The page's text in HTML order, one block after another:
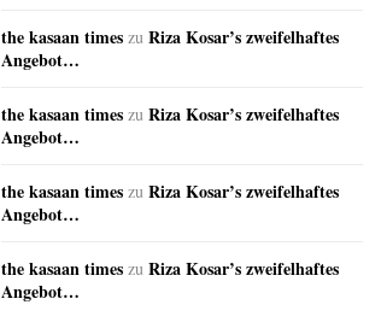
the kasaan times zu Riza Kosar’s zweifelhaftes
Angebot…
the kasaan times zu Riza Kosar’s zweifelhaftes
Angebot…
the kasaan times zu Riza Kosar’s zweifelhaftes
Angebot…
the kasaan times zu Riza Kosar’s zweifelhaftes
Angebot…